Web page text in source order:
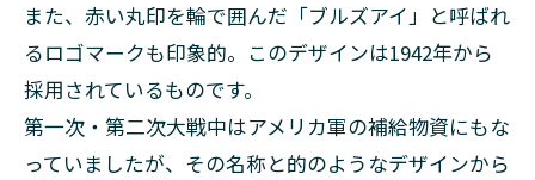
2.1.2
◆ラッ
キース
トライ
ク・ボ
ックス
また、赤い丸印を輪で囲んだ「ブルズアイ」と呼ばれ
るロゴマークも印象的。このデザインは1942年から
採用されているものです。
第一次・第二次大戦中はアメリカ軍の補給物資にもな
っていましたが、その名称と的のようなデザインから